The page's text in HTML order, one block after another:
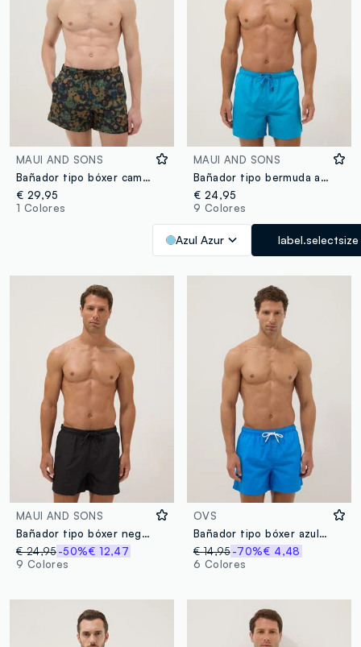
MAUI AND SONS
Bañador tipo bóxer camouflage multicolor con cordón ajustable
€ 29,95
1 Colores
MAUI AND SONS
Bañador tipo bermuda azul con cintura elástica y cordón
€ 24,95
9 Colores
Azul Azur label.selectsize
MAUI AND SONS
Bañador tipo bóxer negro con cintura elástica
€ 24,95-50%€ 12,47
9 Colores
OVS
Bañador tipo bóxer azul con cintura elástica
€ 14,95 -70%€ 4,48
6 Colores